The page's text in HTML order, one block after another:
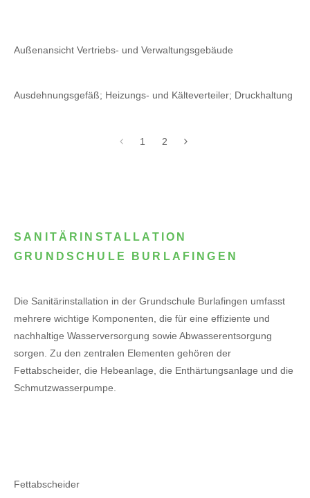
Außenansicht Vertriebs- und Verwaltungsgebäude
Ausdehnungsgefäß; Heizungs- und Kälteverteiler; Druckhaltung
1 2
SANITÄRINSTALLATION
GRUNDSCHULE BURLAFINGEN
Die Sanitärinstallation in der Grundschule Burlafingen umfasst
mehrere wichtige Komponenten, die für eine effiziente und
nachhaltige Wasserversorgung sowie Abwasserentsorgung
sorgen. Zu den zentralen Elementen gehören der
Fettabscheider, die Hebeanlage, die Enthärtungsanlage und die
Schmutzwasserpumpe.
Fettabscheider